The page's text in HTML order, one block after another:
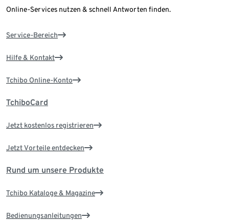
Online-Services nutzen & schnell Antworten finden.
Service-Bereich
Hilfe & Kontakt
Tchibo Online-Konto
TchiboCard
Jetzt kostenlos registrieren
Jetzt Vorteile entdecken
Rund um unsere Produkte
Tchibo Kataloge & Magazine
Bedienungsanleitungen